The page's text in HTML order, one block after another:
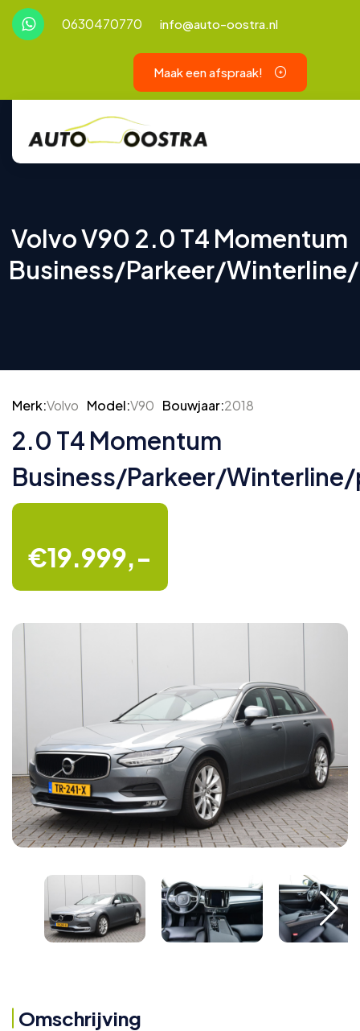
0630470770 info@auto-oostra.nl
Maak een afspraak!
Volvo V90 2.0 T4 Momentum
Business/Parkeer/
Merk:Volvo Model:V90 Bouwjaar:2018
2.0 T4 Momentum
Business/Parkeer/
€19.999,-
Omschrijving